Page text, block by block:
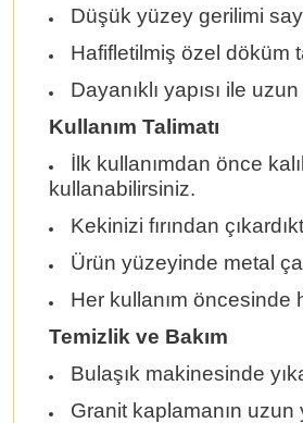
Düşük yüzey gerilimi
Hafifletilmiş özel döküm
Dayanıklı yapısı ile
Kullanım Talimatı
İlk kullanımdan önce
kullanabilirsiniz.
Kekinizi fırından
Ürün yüzeyinde metal
Her kullanım öncesinde
Temizlik ve Bakım
Bulaşık makinesinde
Granit kaplamanın uzun